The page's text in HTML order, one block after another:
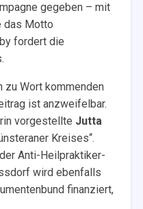
gegeben – mit
das Motto
fordert die
zu Wort kommenden
ist anzweifelbar.
vorgestellte Jutta
Kreises“.
Anti-Heilpraktiker-
wird ebenfalls
finanziert,